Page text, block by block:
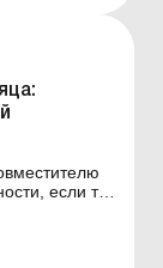
если тот
основного